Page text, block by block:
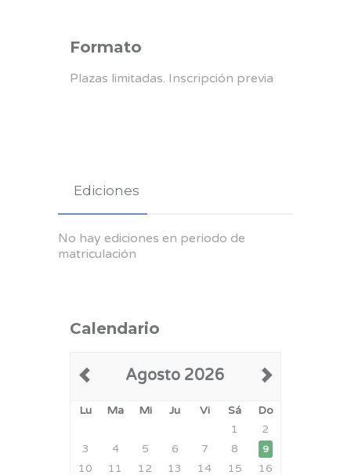
Formato
Plazas limitadas. Inscripción previa
Ediciones
No hay ediciones en periodo de
matriculación
Calendario
Agosto 2026
Lu Ma Mi Ju Vi Sá
Do
1
2
3
4 5 6 7 8 9
10 11 12 13 14 15 16